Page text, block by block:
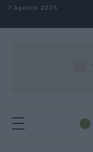
Salta al contenuto
7 Agosto 2026